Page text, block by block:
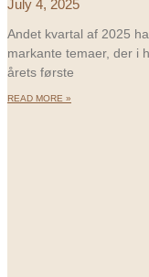
July 4, 2025
Andet kvartal af 2025
markante temaer, der i
årets første
READ MORE »